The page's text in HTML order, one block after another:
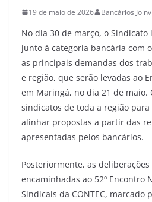
19 de maio de 2026 Bancários
No dia 30 de março, o
junto à categoria bancária com
as principais demandas dos
e região, que serão levadas ao
em Maringá, no dia 21 de
sindicatos de toda a região
alinhar propostas a partir das
apresentadas pelos bancários.
Posteriormente, as
encaminhadas ao 52º Encontro
Sindicais da CONTEC, marcado